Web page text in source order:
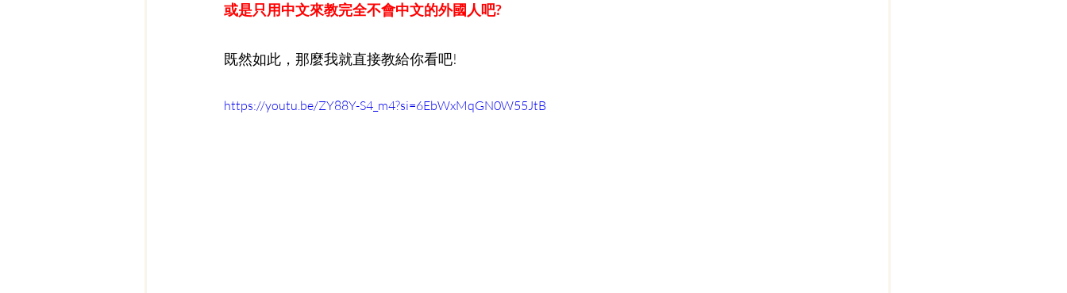
或是只用中文來教完全不會中文的外國人吧?
既然如此，那麼我就直接教給你看吧!
https://youtu.be/ZY88Y-S4_m4?si=6EbWxMqGN0W55JtB